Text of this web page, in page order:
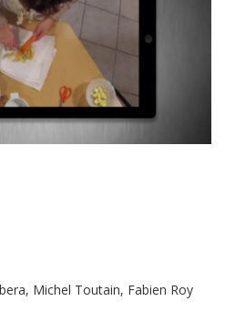
Michel Toutain, Fabien Roy